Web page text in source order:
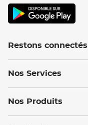
Restons connectés
Nos Services
Nos Produits